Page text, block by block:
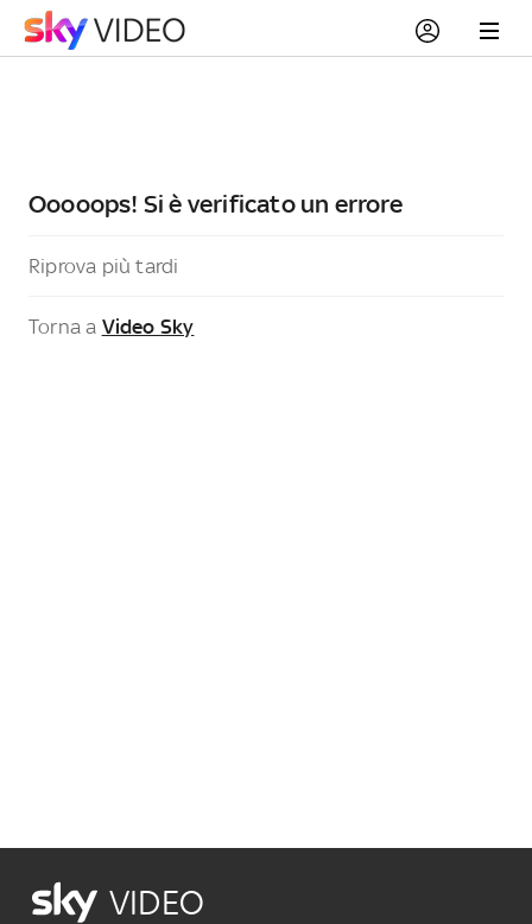
Ooooops! Si è verificato un errore
Riprova più tardi
Torna a Video Sky
VIDEO